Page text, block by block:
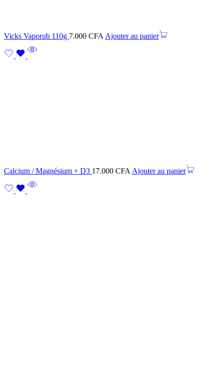
Vicks Vaporub 110g 7.000 CFA Ajouter au panier
Calcium / Magnésium + D3 17.000 CFA Ajouter au panier